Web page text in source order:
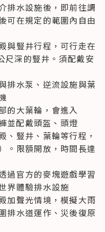
排水設施後，即前往調
可在規定的範圍內自由
與豎井行程，可行走在
尺深的豎井。須配戴安
排水泵、逆流設施與葉
的大葉輪，會進入
並配戴頭盔、頭燈
、豎井、葉輪等行程，
。限額開放，時間長達
過官方的麥塊遊戲學習
界體驗排水設施
加聲光情境，模擬大雨
排水道運作、災後復原